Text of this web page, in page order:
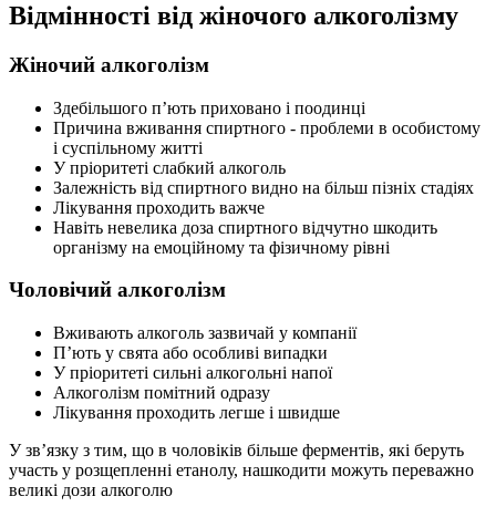
Відмінності від жіночого алкоголізму
Жіночий алкоголізм
Здебільшого п’ють приховано і поодинці
Причина вживання спиртного - проблеми в особистому
і суспільному житті
У пріоритеті слабкий алкоголь
Залежність від спиртного видно на більш пізніх стадіях
Лікування проходить важче
Навіть невелика доза спиртного відчутно шкодить
організму на емоційному та фізичному рівні
Чоловічий алкоголізм
Вживають алкоголь зазвичай у компанії
П’ють у свята або особливі випадки
У пріоритеті сильні алкогольні напої
Алкоголізм помітний одразу
Лікування проходить легше і швидше
У зв’язку з тим, що в чоловіків більше ферментів, які беруть
участь у розщепленні етанолу, нашкодити можуть переважно
великі дози алкоголю